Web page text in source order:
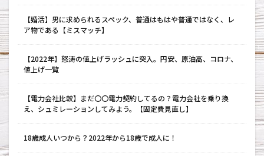
【婚活】男に求められるスペック、普通はもはや普通ではなく、レ
ア物である【ミスマッチ】
【2022年】怒涛の値上げラッシュに突入。円安、原油高、コロナ、
値上げ一覧
【電力会社比較】まだ〇〇電力契約してるの？電力会社を乗り換
え、シュミレーションしてみよう。【固定費見直し】
18歳成人いつから？2022年から18歳で成人に！